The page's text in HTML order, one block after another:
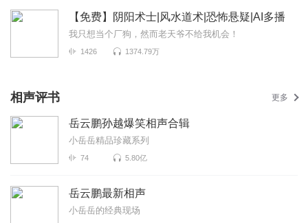
【免费】阴阳术士|风水道术|恐怖悬疑|AI多播
我只想当个厂狗，然而老天爷不给我机会！
1426 1374.79万
相声评书 更多
岳云鹏孙越爆笑相声合辑
小岳岳精品珍藏系列
74 5.80亿
岳云鹏最新相声
小岳岳的经典现场